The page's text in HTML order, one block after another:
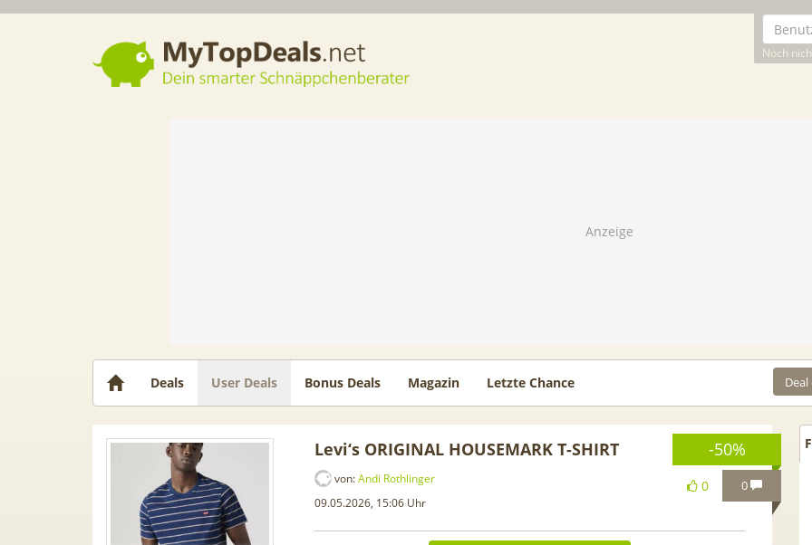
Noch
Dein smarter Schnäppchenberater
Deals User Deals Bonus Deals Magazin Letzte Chance
-50%
0
0
Levi‘s ORIGINAL HOUSEMARK T-SHIRT
von:Andi Rothlinger
09.05.2026, 15:06 Uhr